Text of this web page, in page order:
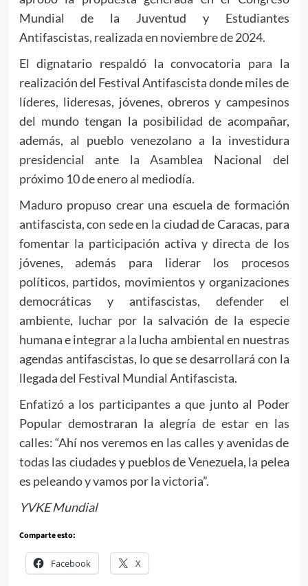
Mundial de la Juventud y Estudiantes
Antifascistas, realizada en noviembre de 2024.
El dignatario respaldó la convocatoria para la
realización del Festival Antifascista donde miles de
líderes, lideresas, jóvenes, obreros y campesinos
del mundo tengan la posibilidad de acompañar,
además, al pueblo venezolano a la investidura
presidencial ante la Asamblea Nacional del
próximo 10 de enero al mediodía.
Maduro propuso crear una escuela de formación
antifascista, con sede en la ciudad de Caracas, para
fomentar la participación activa y directa de los
jóvenes, además para liderar los procesos
políticos, partidos, movimientos y organizaciones
democráticas y antifascistas, defender el
ambiente, luchar por la salvación de la especie
humana e integrar a la lucha ambiental en nuestras
agendas antifascistas, lo que se desarrollará con la
llegada del Festival Mundial Antifascista.
Enfatizó a los participantes a que junto al Poder
Popular demostraran la alegría de estar en las
calles: “Ahí nos veremos en las calles y avenidas de
todas las ciudades y pueblos de Venezuela, la pelea
es peleando y vamos por la victoria”.
YVKE Mundial
Comparte esto:
Facebook X